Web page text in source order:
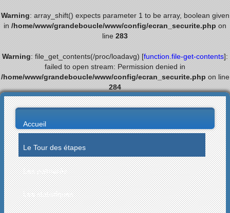
Warning: array_shift() expects parameter 1 to be array, boolean given
in /home/www/grandeboucle/www/config/ecran_securite.php on
line 283
Warning: file_get_contents(/proc/loadavg) [function.file-get-contents]:
failed to open stream: Permission denied in
/home/www/grandeboucle/www/config/ecran_securite.php on line
284
Accueil
Le Tour des étapes
Les palmarès
Les statistiques